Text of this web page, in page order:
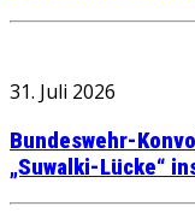
31. Juli 2026
Bundeswehr-
„Suwalki-Lücke“